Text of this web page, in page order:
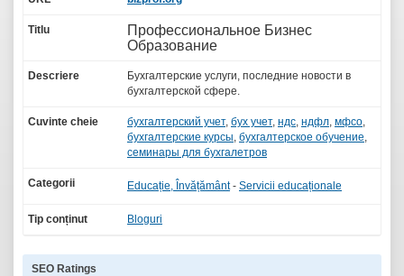
Titlu
Профессиональное Бизнес
Образование
Descriere
Бухгалтерские услуги, последние новости в
бухгалтерской сфере.
Cuvinte cheie бухгалтерский учет, бух учет, ндс, ндфл, мфсо,
бухгалтерские курсы, бухгалтерское обучение,
семинары для бухгалетров
Categorii Educație, Învățământ- Servicii educaționale
Tip conținut Bloguri
SEO Ratings